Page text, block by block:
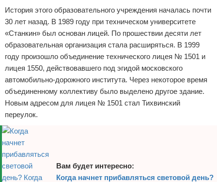
История этого образовательного учреждения началась почти
30 лет назад. В 1989 году при техническом университете
«Станкин» был основан лицей. По прошествии десяти лет
образовательная организация стала расширяться. В 1999
году произошло объединение технического лицея № 1501 и
лицея 1550, действовавшего под эгидой московского
автомобильно-дорожного института. Через некоторое время
объединенному коллективу было выделено другое здание.
Новым адресом для лицея № 1501 стал Тихвинский
переулок.
Вам будет интересно:
Когда начнет прибавляться световой день?